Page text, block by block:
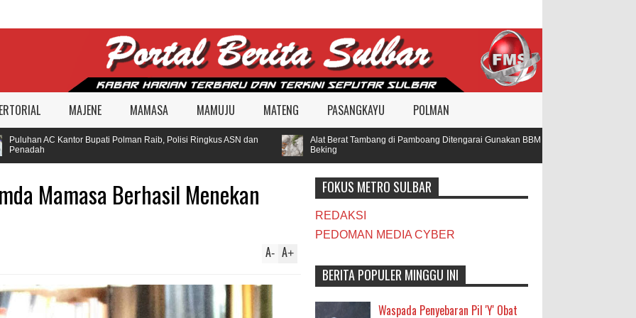
MAJENE MAMASA MAMUJU MATENG PASANGKAYU POLMAN
AC Kantor Bupati Polman Raib, Polisi Ringkus ASN dan
Alat Berat Tambang di Pamboang Ditengarai Gunakan BBM Subsidi, Oknum TNI dan
Beking
Mamasa Berhasil Menekan
A+
A-
FOKUS METRO SULBAR
REDAKSI
PEDOMAN MEDIA CYBER
BERITA POPULER MINGGU INI
Waspada Penyebaran Pil 'Y' Obat